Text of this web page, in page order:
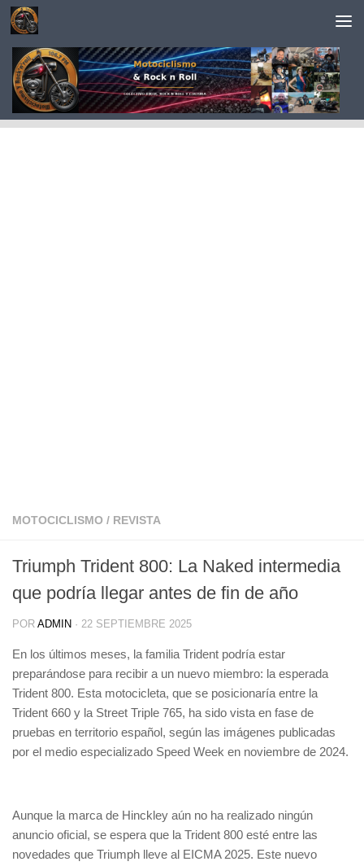
Saltar al contenido
MOTOCICLISMO / REVISTA
Triumph Trident 800: La Naked intermedia
que podría llegar antes de fin de año
POR ADMIN · 22 SEPTIEMBRE 2025
En los últimos meses, la familia Trident podría estar
preparándose para recibir a un nuevo miembro: la esperada
Trident 800. Esta motocicleta, que se posicionaría entre la
Trident 660 y la Street Triple 765, ha sido vista en fase de
pruebas en territorio español, según las imágenes publicadas
por el medio especializado Speed Week en noviembre de 2024.
Aunque la marca de Hinckley aún no ha realizado ningún
anuncio oficial, se espera que la Trident 800 esté entre las
novedades que Triumph lleve al EICMA 2025. Este nuevo